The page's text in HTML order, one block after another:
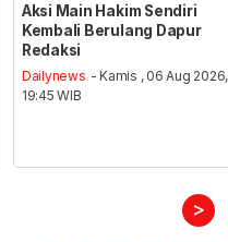
Aksi Main Hakim Sendiri
Kembali Berulang Dapur
Redaksi
Dailynews - Kamis , 06 Aug 2026,
19:45 WIB
>